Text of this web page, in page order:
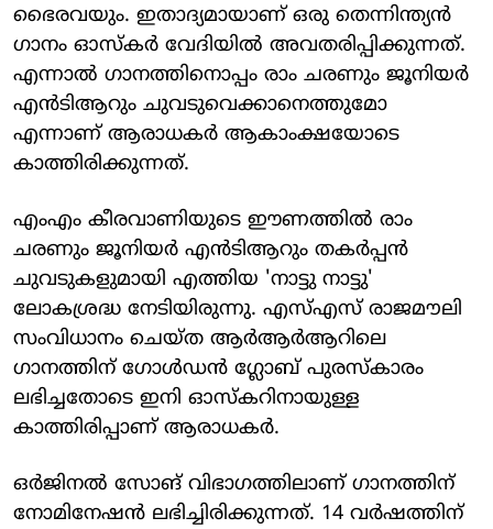
ഭൈരവയും. ഇതാദ്യമായാണ് ഒരു തെന്നിന്ത്യൻ
ഗാനം ഓസ്‌കർ വേദിയിൽ അവതരിപ്പിക്കുന്നത്.
എന്നാൽ ​ഗാനത്തിനൊപ്പം രാം ചരണും ജൂനിയർ
എൻടിആറും ചുവടുവെക്കാനെത്തുമോ
എന്നാണ് ആരാധകർ ആകാംക്ഷയോടെ
കാത്തിരിക്കുന്നത്.
എംഎം കീരവാണിയുടെ ഈണത്തിൽ രാം
ചരണും ജൂനിയർ എൻടിആറും തകർപ്പൻ
ചുവടുകളുമായി എത്തിയ 'നാട്ടു നാട്ടു'
ലോകശ്രദ്ധ നേടിയിരുന്നു. എസ്‌എസ് രാജമൗലി
സംവിധാനം ചെയ്ത ആർആർആറിലെ ​
ഗാനത്തിന് ഗോൾഡൻ ​ഗ്ലോബ് പുരസ്‌കാരം
ലഭിച്ചതോടെ ഇനി ഓസ്‌കറിനായുള്ള
കാത്തിരിപ്പാണ് ആരാധകർ.
ഒർജിനൽ സോങ് വിഭാഗത്തിലാണ് ഗാനത്തിന്
നോമിനേഷൻ ലഭിച്ചിരിക്കുന്നത്. 14 വർഷത്തിന്